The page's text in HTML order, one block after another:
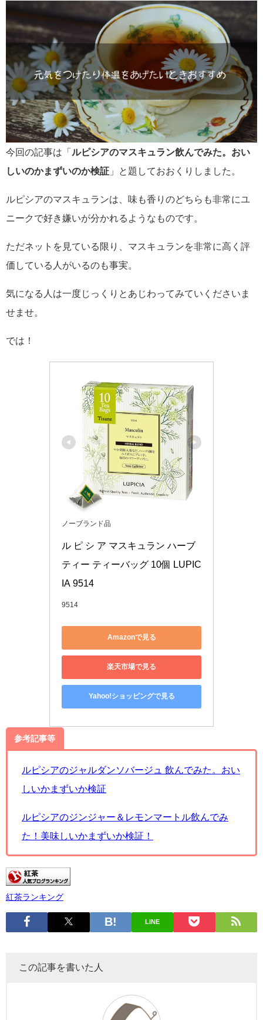
今回の記事は「ルピシアのマスキュラン飲んでみた。おい
しいのかまずいのか検証 」と題しておおくりしました。
ルピシアのマスキュランは、味も香りのどちらも非常にユ
ニークで好き嫌いが分かれるようなものです。
ただネットを見ている限り、マスキュランを非常に高く評
価している人がいるのも事実。
気になる人は一度じっくりとあじわってみていくださいま
せませ。
では！
ノーブランド品
ル ピ シ ア マスキュラン ハーブ
ティー ティーバッグ 10個 LUPIC
IA 9514
9514
Amazonで見る
楽天市場で見る
Yahoo!ショッピングで見る
参考記事等
ルピシアのジャルダンソバージュ 飲んでみた。おい
しいかまずいか検証
ルピシアのジンジャー＆レモンマートル飲んでみ
た！美味しいかまずいか検証！
紅茶ランキング
LINE
この記事を書いた人